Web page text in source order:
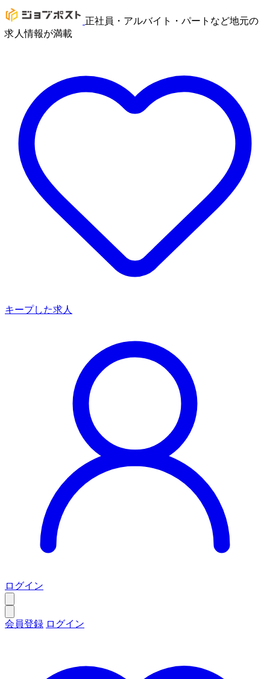
正社員・アルバイト・パートなど地元の
求人情報が満載
キープした求人
ログイン
会員登録 ログイン